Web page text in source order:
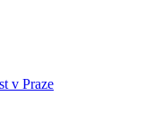
v Praze